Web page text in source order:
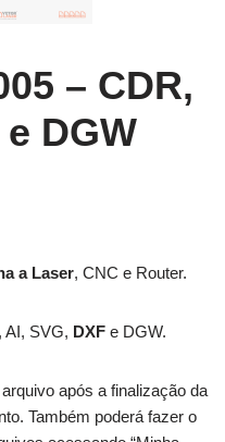
– CDR,
DGW
a Laser, CNC e Router.
AI, SVG, DXF e DGW.
após a finalização da
Também poderá fazer o